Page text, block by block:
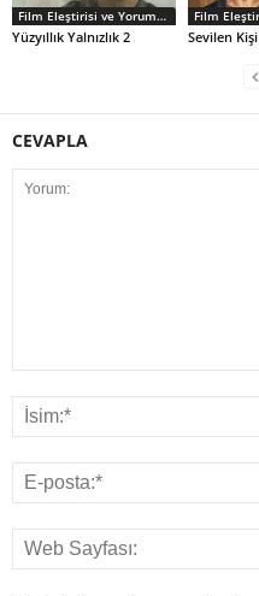
Film Eleştirisi ve Yorumlar
Yüzyıllık Yalnızlık 2 Sevilen Kişi
CEVAPLA